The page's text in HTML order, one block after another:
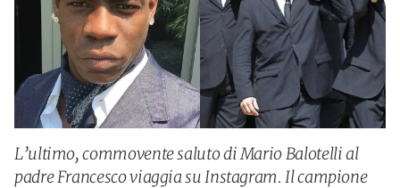
L’ultimo, commovente saluto di Mario Balotelli al
padre Francesco viaggia su Instagram. Il campione